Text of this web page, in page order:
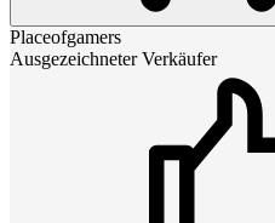
Placeofgamers
Ausgezeichneter Verkäufer